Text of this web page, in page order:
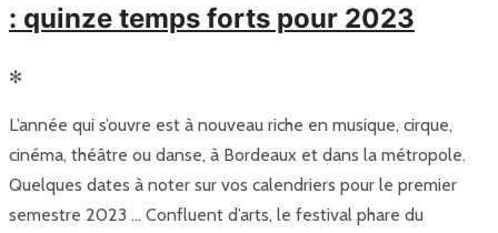
: quinze temps forts pour 2023
✻
L’année qui s’ouvre est à nouveau riche en musique, cirque,
cinéma, théâtre ou danse, à Bordeaux et dans la métropole.
Quelques dates à noter sur vos calendriers pour le premier
semestre 2023 … Confluent d’arts, le festival phare du